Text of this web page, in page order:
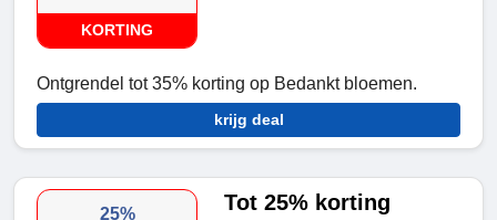
KORTING
Ontgrendel tot 35% korting op Bedankt bloemen.
krijg deal
25% Tot 25% korting